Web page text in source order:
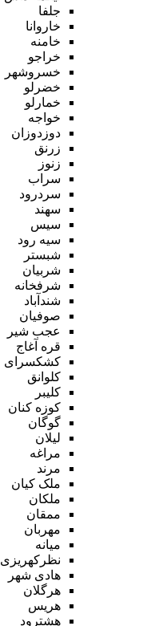
جلفا
خاروانا
خامنه
خراجو
خسروشهر
خضرلو
خمارلو
خواجه
دوزدوزان
زرنق
زنوز
سراب
سردرود
سهند
سیس
سیه رود
شبستر
شربیان
شرفخانه
شندآباد
صوفیان
عجب شیر
قره آغاج
کشکسرای
کلوانق
کلیبر
کوزه کنان
گوگان
لیلان
مراغه
مرند
ملک کیان
ملکان
ممقان
مهربان
میانه
نظرکهریزی
هادی شهر
هرگلان
هریس
هشترود